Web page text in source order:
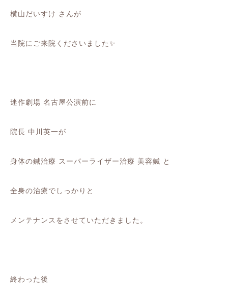
横山だいすけ さんが
当院にご来院くださいました✨
迷作劇場 名古屋公演前に
院長 中川英一が
身体の鍼治療 スーパーライザー治療 美容鍼 と
全身の治療でしっかりと
メンテナンスをさせていただきました。
終わった後